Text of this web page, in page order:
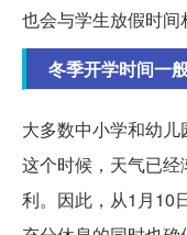
也会与学生放假时间
冬季开学时间一
大多数中小学和幼儿
这个时候，天气已
利。因此，从1月10